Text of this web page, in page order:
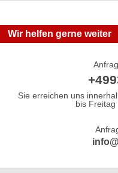
Wir helfen gerne weiter
Sie erreichen uns
bis